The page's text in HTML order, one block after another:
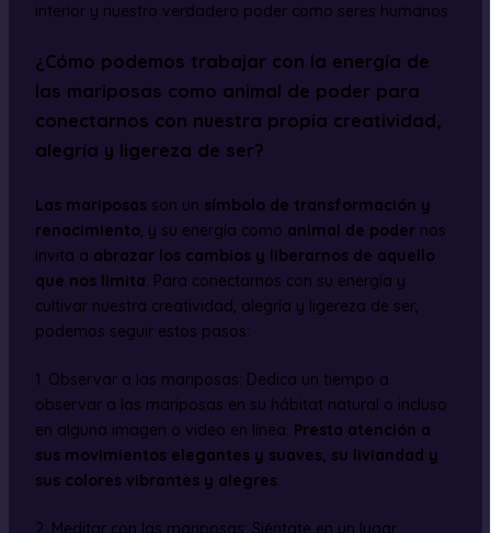
interior y nuestro verdadero poder como seres humanos.
¿Cómo podemos trabajar con la energía de
las mariposas como animal de poder para
conectarnos con nuestra propia creatividad,
alegría y ligereza de ser?
Las mariposasson un símbolo de transformación y
renacimiento, y su energía como animal de podernos
invita a abrazar los cambios y liberarnos de aquello
que nos limita. Para conectarnos con su energía y
cultivar nuestra creatividad, alegría y ligereza de ser,
podemos seguir estos pasos:
1. Observar a las mariposas: Dedica un tiempo a
observar a las mariposas en su hábitat natural o incluso
en alguna imagen o video en línea. Presta atención a
sus movimientos elegantes y suaves, su liviandad y
sus colores vibrantes y alegres.
2. Meditar con las mariposas: Siéntate en un lugar